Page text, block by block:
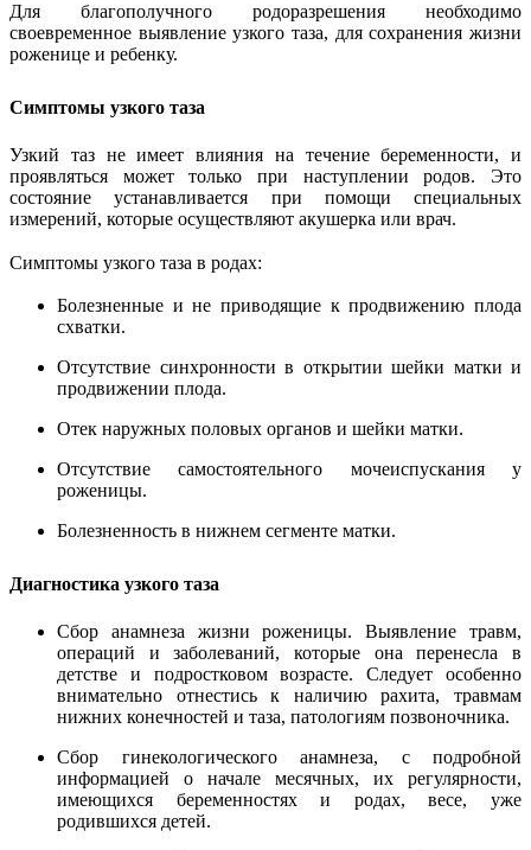
Для благополучного родоразрешения необходимо
своевременное выявление узкого таза, для сохранения жизни
роженице и ребенку.
Симптомы узкого таза
Узкий таз не имеет влияния на течение беременности, и
проявляться может только при наступлении родов. Это
состояние устанавливается при помощи специальных
измерений, которые осуществляют акушерка или врач.
Симптомы узкого таза в родах:
Болезненные и не приводящие к продвижению плода
схватки.
Отсутствие синхронности в открытии шейки матки и
продвижении плода.
Отек наружных половых органов и шейки матки.
Отсутствие самостоятельного мочеиспускания у
роженицы.
Болезненность в нижнем сегменте матки.
Диагностика узкого таза
Сбор анамнеза жизни роженицы. Выявление травм,
операций и заболеваний, которые она перенесла в
детстве и подростковом возрасте. Следует особенно
внимательно отнестись к наличию рахита, травмам
нижних конечностей и таза, патологиям позвоночника.
Сбор гинекологического анамнеза, с подробной
информацией о начале месячных, их регулярности,
имеющихся беременностях и родах, весе, уже
родившихся детей.